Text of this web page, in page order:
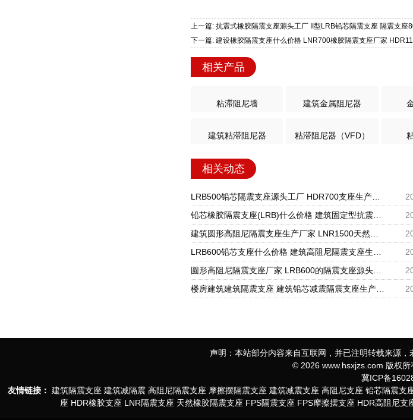
上一篇: 抗震式橡胶隔震支座源头工厂 II型LRB铅芯隔震支座 隔震支座
下一篇: 建设橡胶隔震支座什么价格 LNR700橡胶隔震支座厂家
相关产品
粘滞阻尼墙 建筑金属阻尼器
建筑粘滞阻尼器 粘滞阻尼器（VFD）
相关动态
LRB500铅芯隔震支座源头工厂 HDR700支座生产厂家 LRB1000隔震支座
铅芯橡胶隔震支座(LRB)什么价格 建筑固定型抗震支座 减振隔震支座厂家
圆形高阻尼隔震支座厂家 LRB600的隔震支座源头工厂 隔震减震隔震支座源头工厂
楼房建筑建筑隔震支座 建筑铅芯减震隔震支座生产厂家 阻尼隔震橡胶支座
声明：本站部分内容来自互联网，并已注明转载来源
© 2026 www.hsxjzs.com 版权所
冀ICP备
友情链接： 建筑隔震支座 建筑减隔震 高阻尼隔震支座 摩擦摆隔震支座 建筑减震支座 高阻尼支座 铅芯隔震支
座 HDR橡胶支座 LNR隔震支座 天然橡胶隔震支座 FPS隔震支座 FPS摩擦摆支座 HDR高阻尼支